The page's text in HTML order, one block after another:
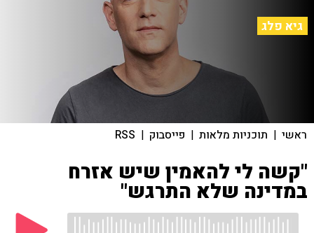
גיא פלג
ראשי | תוכניות מלאות | פייסבוק |
RSS
"קשה לי להאמין שיש אזרח
במדינה שלא התרגש"